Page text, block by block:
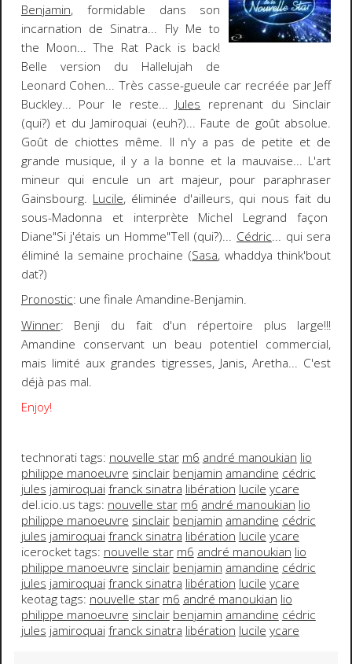
Benjamin, formidable dans son
incarnation de Sinatra... Fly Me to
the Moon... The Rat Packis back!
Belle version du Hallelujah de
Leonard Cohen... Très casse-gueule car recréée par Jeff
Buckley... Pour le reste... Jules reprenant du Sinclair
(qui?) et du Jamiroquai(euh?)... Faute de goût absolue.
Goût de chiottes même. Il n'y a pas de petite et de
grande musique, il y a la bonne et la mauvaise... L'art
mineur qui encule un art majeur, pour paraphraser
Gainsbourg. Lucile, éliminée d'ailleurs, qui nous fait du
sous-Madonna et interprète Michel Legrand façon
Diane"Si j'étais un Homme"Tell (qui?)... Cédric... qui sera
éliminé la semaine prochaine (Sasa,whaddya think'bout
dat?)
Pronostic: une finale Amandine-Benjamin.
Winner: Benji du fait d'un répertoire plus large!!!
Amandine conservant un beau potentiel commercial,
mais limité aux grandes tigresses, Janis, Aretha... C'est
déjà pas mal.
Enjoy!
technorati tags: nouvelle star m6 andré manoukian lio
philippe manoeuvre sinclair benjamin amandine cédric
jules jamiroquaifranck sinatra libération lucile ycare
del.icio.us tags: nouvelle star m6 andré manoukian lio
philippe manoeuvre sinclair benjamin amandine cédric
jules jamiroquaifranck sinatra libération lucile ycare
icerocket tags: nouvelle star m6 andré manoukian lio
philippe manoeuvre sinclair benjamin amandine cédric
jules jamiroquaifranck sinatra libération lucile ycare
keotag tags: nouvelle star m6 andré manoukian lio
philippe manoeuvre sinclair benjamin amandine cédric
jules jamiroquaifranck sinatra libération lucile ycare